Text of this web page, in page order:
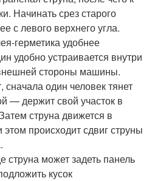
Начинать срез старого
с левого верхнего угла.
герметика удобнее
удобно устраивается внутри
стороны машины.
один человек тянет
— держит свой участок в
струна движется в
происходит сдвиг струны
струна может задеть панель
кусок